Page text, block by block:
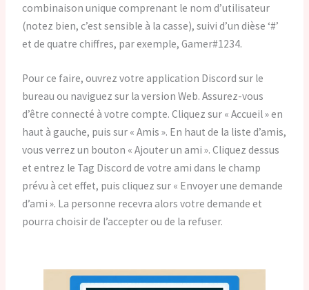
combinaison unique comprenant le nom d’utilisateur
(notez bien, c’est sensible à la casse), suivi d’un dièse ‘#’
et de quatre chiffres, par exemple, Gamer#1234.
Pour ce faire, ouvrez votre application Discord sur le
bureau ou naviguez sur la version Web. Assurez-vous
d’être connecté à votre compte. Cliquez sur « Accueil » en
haut à gauche, puis sur « Amis ». En haut de la liste d’amis,
vous verrez un bouton « Ajouter un ami ». Cliquez dessus
et entrez le Tag Discord de votre ami dans le champ
prévu à cet effet, puis cliquez sur « Envoyer une demande
d’ami ». La personne recevra alors votre demande et
pourra choisir de l’accepter ou de la refuser.